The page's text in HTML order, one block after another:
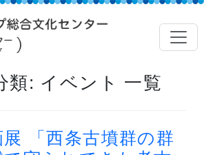
類: イベント 一覧
「西条古墳群の群